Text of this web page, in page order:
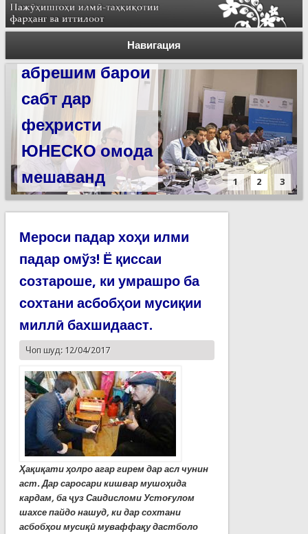
Навигация
Силсилаи
ёдгориҳои роҳи
абрешим барои
сабт дар
феҳристи
ЮНЕСКО омода
мешаванд
1 2 3
Мероси падар хоҳи илми
падар омўз! Ё қиссаи
созтароше, ки умрашро ба
сохтани асбобҳои мусиқии
миллӣ бахшидааст.
Чоп шуд: 12/04/2017
Ҳақиқати ҳолро агар гирем дар асл чунин
аст. Дар саросари кишвар мушоҳида
кардам, ба ҷуз Саидисломи Устоғулом
шахсе пайдо нашуд, ки дар сохтани
асбобҳои мусиқӣмуваффақу дастболо